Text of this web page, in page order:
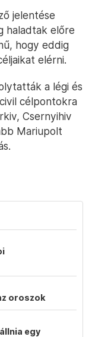
jelentése
haladtak előre
hogy eddig
elérni.
a légi és
célpontokra
Csernyihiv
Mariupolt
oroszok
egy